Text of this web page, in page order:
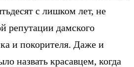
с лишком лет, не
репутации дамского
и покорителя. Даже и
назвать красавцем, когда